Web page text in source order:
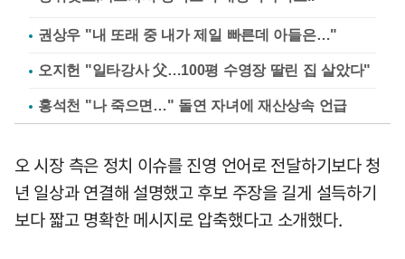
권상우 "내 또래 중 내가 제일 빠른데 아들은…"
오지헌 "일타강사 父…100평 수영장 딸린 집 살았다"
홍석천 "나 죽으면…" 돌연 자녀에 재산상속 언급
오 시장 측은 정치 이슈를 진영 언어로 전달하기보다 청
년 일상과 연결해 설명했고 후보 주장을 길게 설득하기
보다 짧고 명확한 메시지로 압축했다고 소개했다.